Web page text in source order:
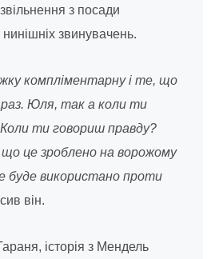
з посади
звинувачень.
компліментарну і те, що
Юля, так а коли ти
ти говориш правду?
це зроблено на ворожому
буде використано проти
він.
історія з Мендель